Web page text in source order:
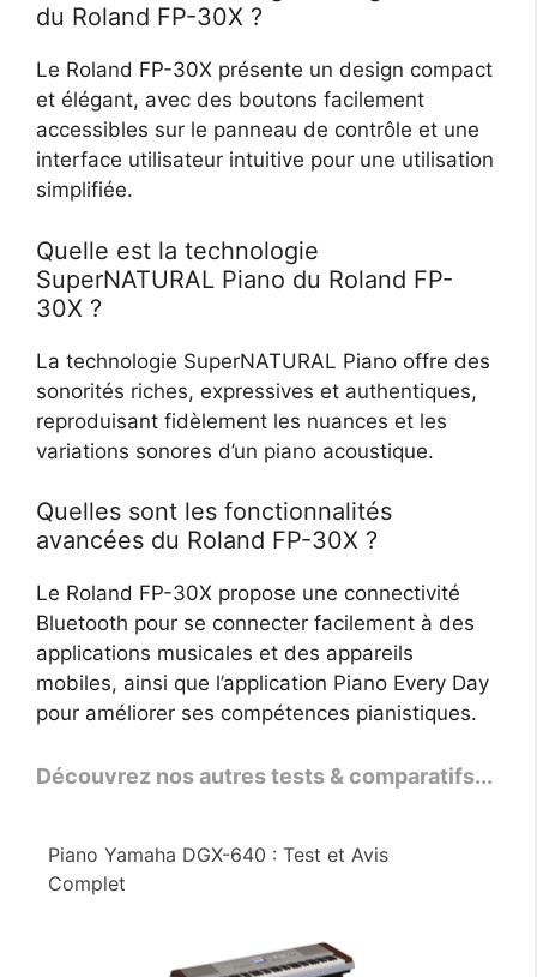
du Roland FP-30X ?
Le Roland FP-30X présente un design compact
et élégant, avec des boutons facilement
accessibles sur le panneau de contrôle et une
interface utilisateur intuitive pour une utilisation
simplifiée.
Quelle est la technologie
SuperNATURAL Piano du Roland FP-
30X ?
La technologie SuperNATURAL Piano offre des
sonorités riches, expressives et authentiques,
reproduisant fidèlement les nuances et les
variations sonores d’un piano acoustique.
Quelles sont les fonctionnalités
avancées du Roland FP-30X ?
Le Roland FP-30X propose une connectivité
Bluetooth pour se connecter facilement à des
applications musicales et des appareils
mobiles, ainsi que l’application Piano Every Day
pour améliorer ses compétences pianistiques.
Découvrez nos autres tests & comparatifs...
Piano Yamaha DGX-640 : Test et Avis
Complet